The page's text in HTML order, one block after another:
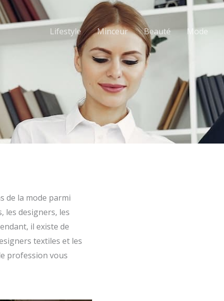
Lifestyle Minceur Beauté Mode
de la mode parmi
les designers, les
il existe de
textiles et les
profession vous